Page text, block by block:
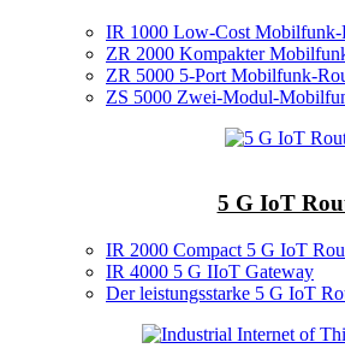
IR 1000 Low-Cost Mobilfunk-
ZR 2000 Kompakter
ZR 5000 5-Port Mobilfunk-
ZS 5000 Zwei-Modul-
5 G IoT
IR 2000 Compact 5 G IoT
IR 4000 5 G IIoT Gateway
Der leistungsstarke 5 G IoT